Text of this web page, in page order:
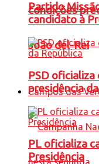
condições
João del-Rei
Campos das
Partido
candidato à
PSD oficializa
presidência
PL oficializa
Presidência